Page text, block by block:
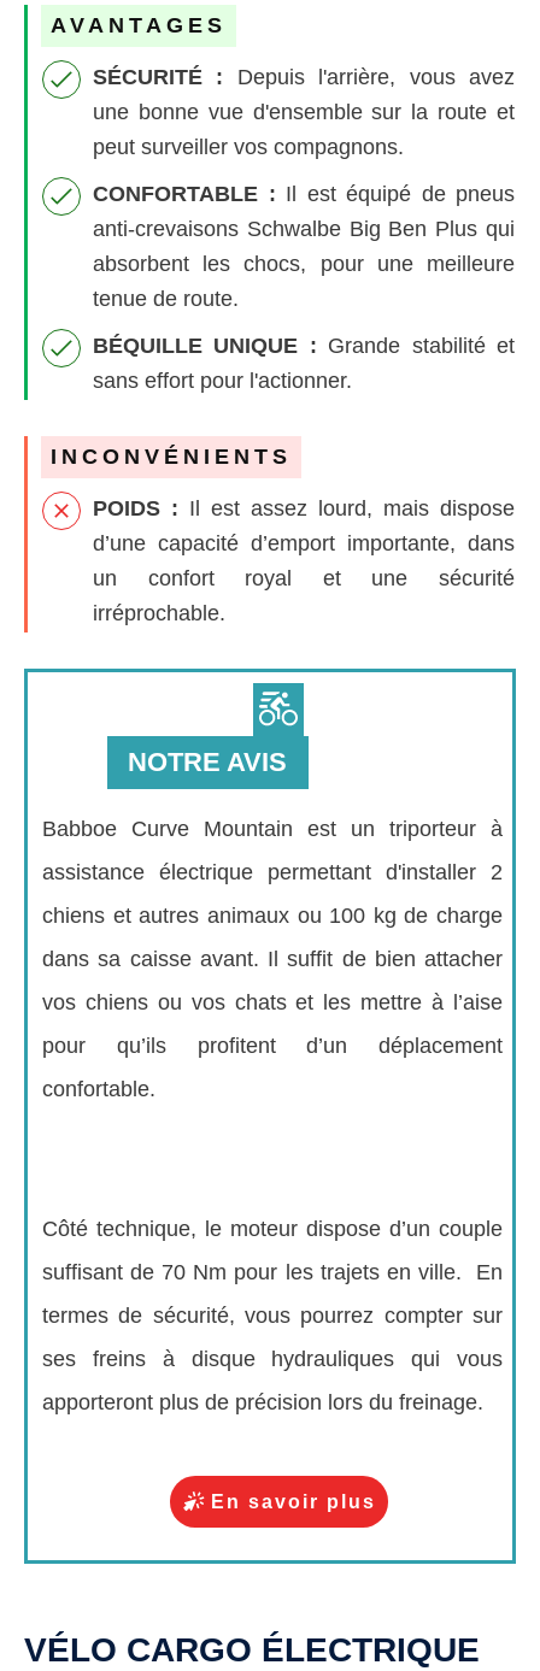
AVANTAGES
SÉCURITÉ :
Depuis l'arrière, vous avez
une bonne vue d'ensemble sur la route et
peut surveiller vos compagnons.
CONFORTABLE : Il est équipé de pneus
anti-crevaisons Schwalbe Big Ben Plus qui
absorbent les chocs, pour une meilleure
tenue de route.
BÉQUILLE UNIQUE : Grande stabilité et
sans effort pour l'actionner.
INCONVÉNIENTS
POIDS : Il est assez lourd, mais dispose
d’une capacité d’emport importante, dans
un confort royal et une sécurité
irréprochable.
NOTRE AVIS
Babboe Curve Mountain est un triporteur à
assistance électrique permettant d'installer 2
chiens et autres animaux ou 100 kg de charge
dans sa caisse avant. Il suffit de bien attacher
vos chiens ou vos chats et les mettre à l’aise
pour qu’ils profitent d’un déplacement
confortable.
Côté technique, le moteur dispose d’un couple
suffisant de 70 Nm pour les trajets en ville. En
termes de sécurité, vous pourrez compter sur
ses freins à disque hydrauliques qui vous
apporteront plus de précision lors du freinage.
En savoir plus
VÉLO CARGO ÉLECTRIQUE